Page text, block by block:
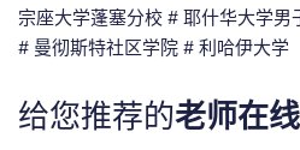
宗座大学蓬塞分校 # 耶什华大学男
# 曼彻斯特社区学院 # 利哈伊大学
给您推荐的老师在线